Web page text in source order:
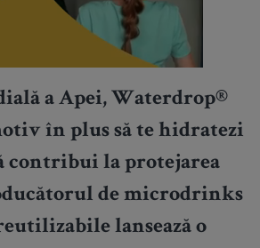
a Apei, Waterdrop®
în plus să te hidratezi
contribui la protejarea
de microdrinks
lansează o